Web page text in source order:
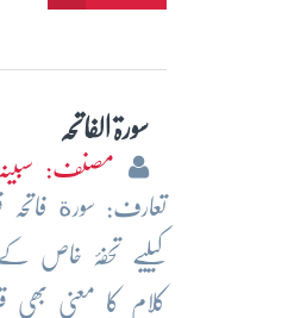
سورۃ الفاتحہ
مصنف: سبینہ
تعارف: سورة
کیلیے تحفۂ خاص
کلام کا معنی